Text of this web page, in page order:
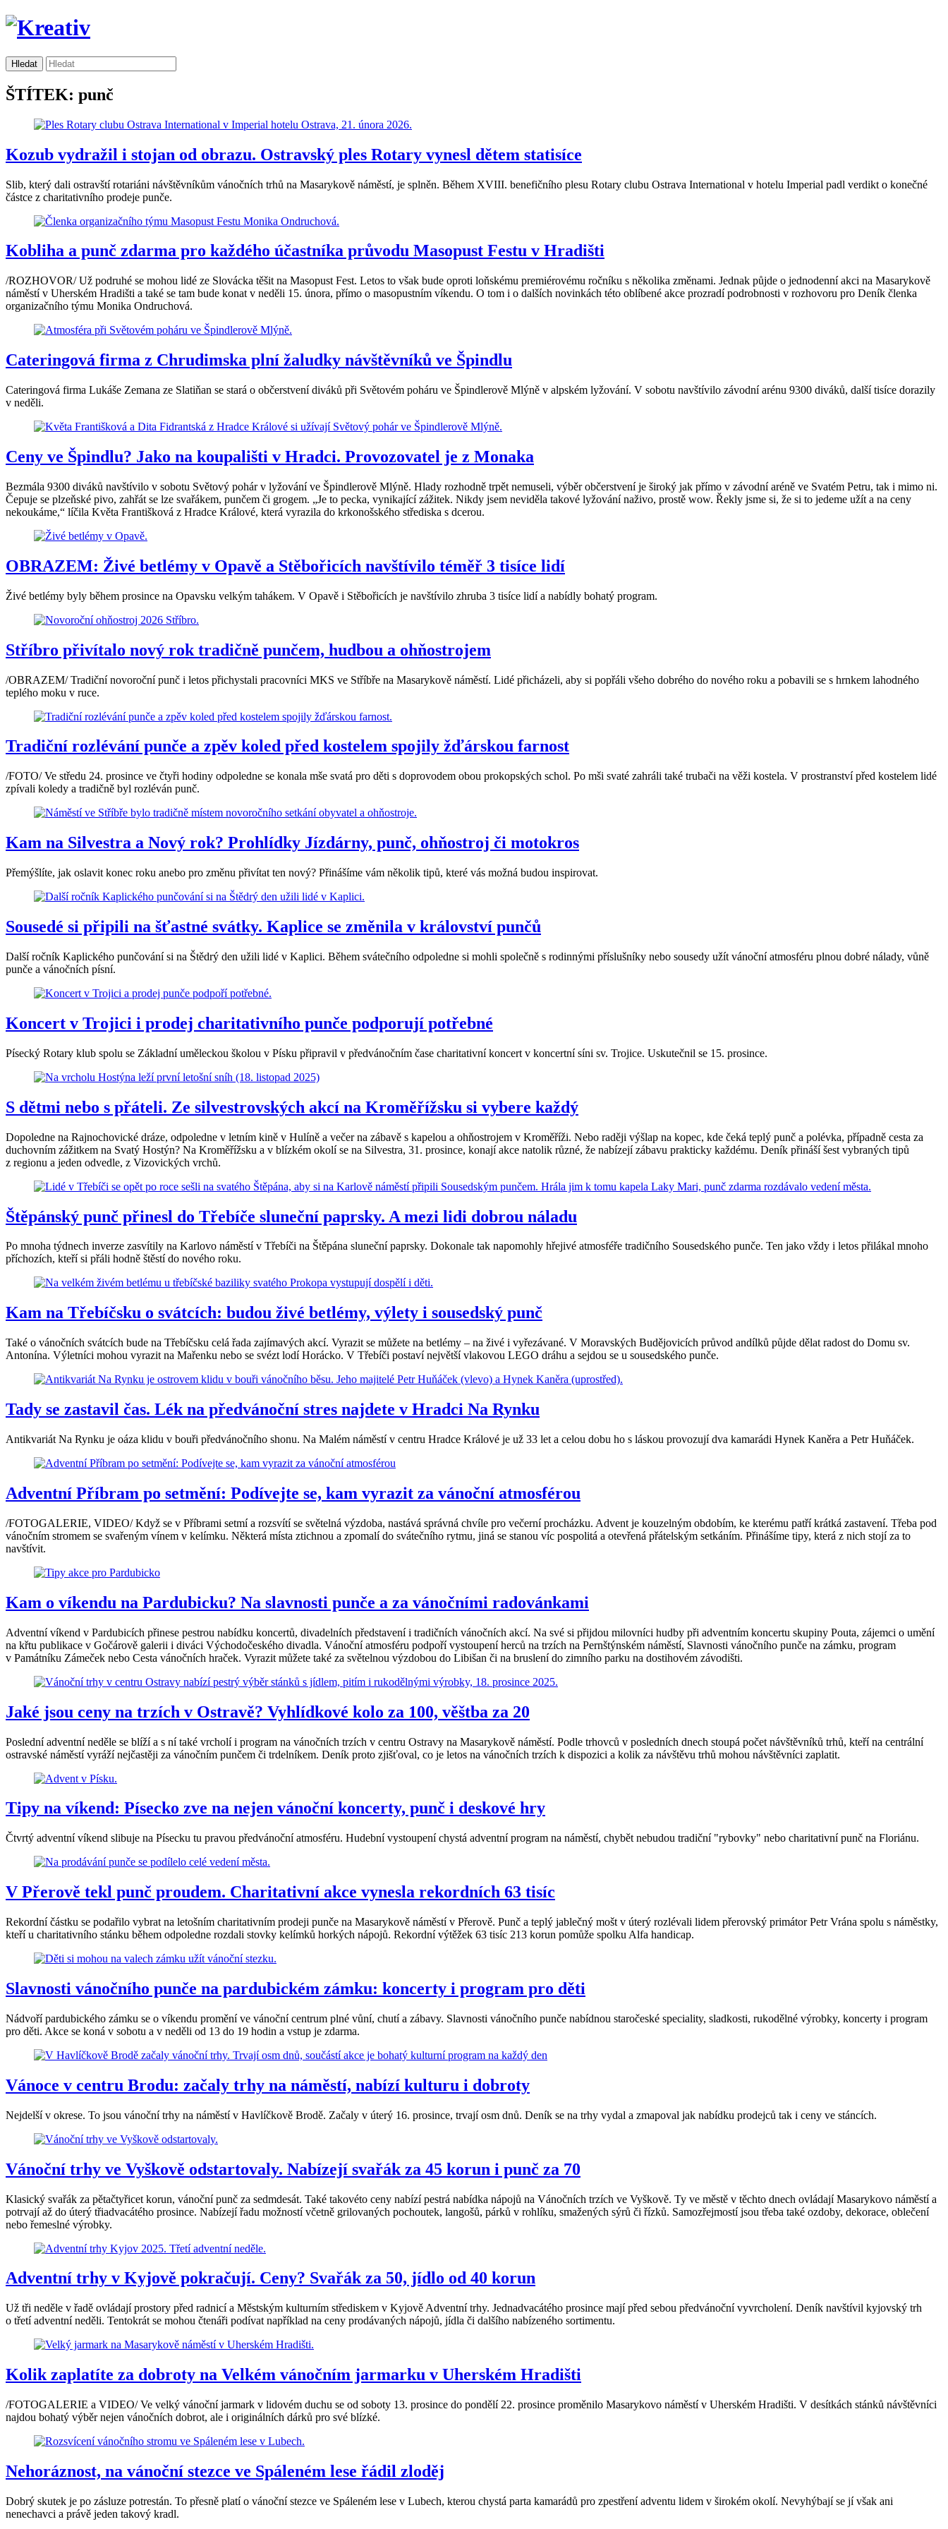
ŠTÍTEK: punč
Kozub vydražil i stojan od obrazu. Ostravský ples Rotary vynesl dětem statisíce
Slib, který dali ostravští rotariáni návštěvníkům vánočních trhů na Masarykově náměstí, je splněn. Během XVIII. benefičního plesu Rotary clubu Ostrava International v hotelu Imperial padl verdikt o konečné
částce z charitativního prodeje punče.
Kobliha a punč zdarma pro každého účastníka průvodu Masopust Festu v Hradišti
/ROZHOVOR/ Už podruhé se mohou lidé ze Slovácka těšit na Masopust Fest. Letos to však bude oproti loňskému premiérovému ročníku s několika změnami. Jednak půjde o jednodenní akci na Masarykově
náměstí v Uherském Hradišti a také se tam bude konat v neděli 15. února, přímo o masopustním víkendu. O tom i o dalších novinkách této oblíbené akce prozradí podrobnosti v rozhovoru pro Deník členka
organizačního týmu Monika Ondruchová.
Cateringová firma z Chrudimska plní žaludky návštěvníků ve Špindlu
Cateringová firma Lukáše Zemana ze Slatiňan se stará o občerstvení diváků při Světovém poháru ve Špindlerově Mlýně v alpském lyžování. V sobotu navštívilo závodní arénu 9300 diváků, další tisíce dorazily
v neděli.
Ceny ve Špindlu? Jako na koupališti v Hradci. Provozovatel je z Monaka
Bezmála 9300 diváků navštívilo v sobotu Světový pohár v lyžování ve Špindlerově Mlýně. Hlady rozhodně trpět nemuseli, výběr občerstvení je široký jak přímo v závodní aréně ve Svatém Petru, tak i mimo ni.
Čepuje se plzeňské pivo, zahřát se lze svařákem, punčem či grogem. „Je to pecka, vynikající zážitek. Nikdy jsem neviděla takové lyžování naživo, prostě wow. Řekly jsme si, že si to jedeme užít a na ceny
nekoukáme,“ líčila Květa Františková z Hradce Králové, která vyrazila do krkonošského střediska s dcerou.
OBRAZEM: Živé betlémy v Opavě a Stěbořicích navštívilo téměř 3 tisíce lidí
Živé betlémy byly během prosince na Opavsku velkým tahákem. V Opavě i Stěbořicích je navštívilo zhruba 3 tisíce lidí a nabídly bohatý program.
Stříbro přivítalo nový rok tradičně punčem, hudbou a ohňostrojem
/OBRAZEM/ Tradiční novoroční punč i letos přichystali pracovníci MKS ve Stříbře na Masarykově náměstí. Lidé přicházeli, aby si popřáli všeho dobrého do nového roku a pobavili se s hrnkem lahodného
teplého moku v ruce.
Tradiční rozlévání punče a zpěv koled před kostelem spojily žďárskou farnost
/FOTO/ Ve středu 24. prosince ve čtyři hodiny odpoledne se konala mše svatá pro děti s doprovodem obou prokopských schol. Po mši svaté zahráli také trubači na věži kostela. V prostranství před kostelem lidé
zpívali koledy a tradičně byl rozléván punč.
Kam na Silvestra a Nový rok? Prohlídky Jízdárny, punč, ohňostroj či motokros
Přemýšlíte, jak oslavit konec roku anebo pro změnu přivítat ten nový? Přinášíme vám několik tipů, které vás možná budou inspirovat.
Sousedé si připili na šťastné svátky. Kaplice se změnila v království punčů
Další ročník Kaplického punčování si na Štědrý den užili lidé v Kaplici. Během svátečního odpoledne si mohli společně s rodinnými příslušníky nebo sousedy užít vánoční atmosféru plnou dobré nálady, vůně
punče a vánočních písní.
Koncert v Trojici i prodej charitativního punče podporují potřebné
Písecký Rotary klub spolu se Základní uměleckou školou v Písku připravil v předvánočním čase charitativní koncert v koncertní síni sv. Trojice. Uskutečnil se 15. prosince.
S dětmi nebo s přáteli. Ze silvestrovských akcí na Kroměřížsku si vybere každý
Dopoledne na Rajnochovické dráze, odpoledne v letním kině v Hulíně a večer na zábavě s kapelou a ohňostrojem v Kroměříži. Nebo raději výšlap na kopec, kde čeká teplý punč a polévka, případně cesta za
duchovním zážitkem na Svatý Hostýn? Na Kroměřížsku a v blízkém okolí se na Silvestra, 31. prosince, konají akce natolik různé, že nabízejí zábavu prakticky každému. Deník přináší šest vybraných tipů
z regionu a jeden odvedle, z Vizovických vrchů.
Štěpánský punč přinesl do Třebíče sluneční paprsky. A mezi lidi dobrou náladu
Po mnoha týdnech inverze zasvítily na Karlovo náměstí v Třebíči na Štěpána sluneční paprsky. Dokonale tak napomohly hřejivé atmosféře tradičního Sousedského punče. Ten jako vždy i letos přilákal mnoho
příchozích, kteří si přáli hodně štěstí do nového roku.
Kam na Třebíčsku o svátcích: budou živé betlémy, výlety i sousedský punč
Také o vánočních svátcích bude na Třebíčsku celá řada zajímavých akcí. Vyrazit se můžete na betlémy – na živé i vyřezávané. V Moravských Budějovicích průvod andílků půjde dělat radost do Domu sv.
Antonína. Výletníci mohou vyrazit na Mařenku nebo se svézt lodí Horácko. V Třebíči postaví největší vlakovou LEGO dráhu a sejdou se u sousedského punče.
Tady se zastavil čas. Lék na předvánoční stres najdete v Hradci Na Rynku
Antikvariát Na Rynku je oáza klidu v bouři předvánočního shonu. Na Malém náměstí v centru Hradce Králové je už 33 let a celou dobu ho s láskou provozují dva kamarádi Hynek Kaněra a Petr Huňáček.
Adventní Příbram po setmění: Podívejte se, kam vyrazit za vánoční atmosférou
/FOTOGALERIE, VIDEO/ Když se v Příbrami setmí a rozsvítí se světelná výzdoba, nastává správná chvíle pro večerní procházku. Advent je kouzelným obdobím, ke kterému patří krátká zastavení. Třeba pod
vánočním stromem se svařeným vínem v kelímku. Některá místa ztichnou a zpomalí do svátečního rytmu, jiná se stanou víc pospolitá a otevřená přátelským setkáním. Přinášíme tipy, která z nich stojí za to
navštívit.
Kam o víkendu na Pardubicku? Na slavnosti punče a za vánočními radovánkami
Adventní víkend v Pardubicích přinese pestrou nabídku koncertů, divadelních představení i tradičních vánočních akcí. Na své si přijdou milovníci hudby při adventním koncertu skupiny Pouta, zájemci o umění
na křtu publikace v Gočárově galerii i diváci Východočeského divadla. Vánoční atmosféru podpoří vystoupení herců na trzích na Pernštýnském náměstí, Slavnosti vánočního punče na zámku, program
v Památníku Zámeček nebo Cesta vánočních hraček. Vyrazit můžete také za světelnou výzdobou do Libišan či na bruslení do zimního parku na dostihovém závodišti.
Jaké jsou ceny na trzích v Ostravě? Vyhlídkové kolo za 100, věštba za 20
Poslední adventní neděle se blíží a s ní také vrcholí i program na vánočních trzích v centru Ostravy na Masarykově náměstí. Podle trhovců v posledních dnech stoupá počet návštěvníků trhů, kteří na centrální
ostravské náměstí vyráží nejčastěji za vánočním punčem či trdelníkem. Deník proto zjišťoval, co je letos na vánočních trzích k dispozici a kolik za návštěvu trhů mohou návštěvníci zaplatit.
Tipy na víkend: Písecko zve na nejen vánoční koncerty, punč i deskové hry
Čtvrtý adventní víkend slibuje na Písecku tu pravou předvánoční atmosféru. Hudební vystoupení chystá adventní program na náměstí, chybět nebudou tradiční "rybovky" nebo charitativní punč na Floriánu.
V Přerově tekl punč proudem. Charitativní akce vynesla rekordních 63 tisíc
Rekordní částku se podařilo vybrat na letošním charitativním prodeji punče na Masarykově náměstí v Přerově. Punč a teplý jablečný mošt v úterý rozlévali lidem přerovský primátor Petr Vrána spolu s náměstky,
kteří u charitativního stánku během odpoledne rozdali stovky kelímků horkých nápojů. Rekordní výtěžek 63 tisíc 213 korun pomůže spolku Alfa handicap.
Slavnosti vánočního punče na pardubickém zámku: koncerty i program pro děti
Nádvoří pardubického zámku se o víkendu promění ve vánoční centrum plné vůní, chutí a zábavy. Slavnosti vánočního punče nabídnou staročeské speciality, sladkosti, rukodělné výrobky, koncerty i program
pro děti. Akce se koná v sobotu a v neděli od 13 do 19 hodin a vstup je zdarma.
Vánoce v centru Brodu: začaly trhy na náměstí, nabízí kulturu i dobroty
Nejdelší v okrese. To jsou vánoční trhy na náměstí v Havlíčkově Brodě. Začaly v úterý 16. prosince, trvají osm dnů. Deník se na trhy vydal a zmapoval jak nabídku prodejců tak i ceny ve stáncích.
Vánoční trhy ve Vyškově odstartovaly. Nabízejí svařák za 45 korun i punč za 70
Klasický svařák za pětačtyřicet korun, vánoční punč za sedmdesát. Také takovéto ceny nabízí pestrá nabídka nápojů na Vánočních trzích ve Vyškově. Ty ve městě v těchto dnech ovládají Masarykovo náměstí a
potrvají až do úterý třiadvacátého prosince. Nabízejí řadu možností včetně grilovaných pochoutek, langošů, párků v rohlíku, smažených sýrů či řízků. Samozřejmostí jsou třeba také ozdoby, dekorace, oblečení
nebo řemeslné výrobky.
Adventní trhy v Kyjově pokračují. Ceny? Svařák za 50, jídlo od 40 korun
Už tři neděle v řadě ovládají prostory před radnicí a Městským kulturním střediskem v Kyjově Adventní trhy. Jednadvacátého prosince mají před sebou předvánoční vyvrcholení. Deník navštívil kyjovský trh
o třetí adventní neděli. Tentokrát se mohou čtenáři podívat například na ceny prodávaných nápojů, jídla či dalšího nabízeného sortimentu.
Kolik zaplatíte za dobroty na Velkém vánočním jarmarku v Uherském Hradišti
/FOTOGALERIE a VIDEO/ Ve velký vánoční jarmark v lidovém duchu se od soboty 13. prosince do pondělí 22. prosince proměnilo Masarykovo náměstí v Uherském Hradišti. V desítkách stánků návštěvníci
najdou bohatý výběr nejen vánočních dobrot, ale i originálních dárků pro své blízké.
Nehoráznost, na vánoční stezce ve Spáleném lese řádil zloděj
Dobrý skutek je po zásluze potrestán. To přesně platí o vánoční stezce ve Spáleném lese v Lubech, kterou chystá parta kamarádů pro zpestření adventu lidem v širokém okolí. Nevyhýbají se jí však ani
nenechavci a právě jeden takový kradl.